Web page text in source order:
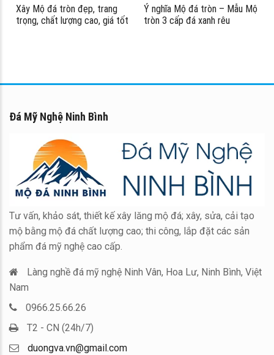
Xây Mộ đá tròn đẹp, trang
trọng, chất lượng cao, giá tốt
Ý nghĩa Mộ đá tròn – Mẫu Mộ
tròn 3 cấp đá xanh rêu
Đá Mỹ Nghệ Ninh Bình
Tư vấn, khảo sát, thiết kế xây lăng mộ đá; xây, sửa, cải tạo
mộ bằng mộ đá chất lượng cao; thi công, lắp đặt các sản
phẩm đá mỹ nghệ cao cấp.
Làng nghề đá mỹ nghệ Ninh Vân, Hoa Lư, Ninh Bình, Việt
Nam
0966.25.66.26
T2 - CN (24h/7)
duongva.vn@gmail.com